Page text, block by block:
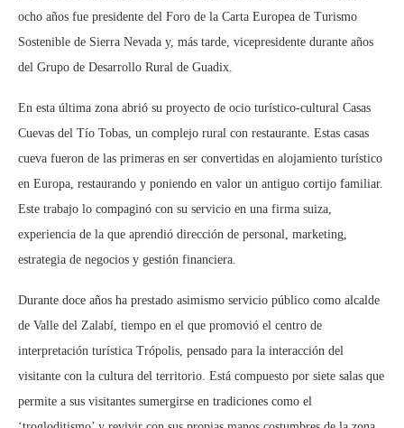
ocho años fue presidente del Foro de la Carta Europea de Turismo
Sostenible de Sierra Nevada y, más tarde, vicepresidente durante años
del Grupo de Desarrollo Rural de Guadix.
En esta última zona abrió su proyecto de ocio turístico-cultural Casas
Cuevas del Tío Tobas, un complejo rural con restaurante. Estas casas
cueva fueron de las primeras en ser convertidas en alojamiento turístico
en Europa, restaurando y poniendo en valor un antiguo cortijo familiar.
Este trabajo lo compaginó con su servicio en una firma suiza,
experiencia de la que aprendió dirección de personal, marketing,
estrategia de negocios y gestión financiera.
Durante doce años ha prestado asimismo servicio público como alcalde
de Valle del Zalabí, tiempo en el que promovió el centro de
interpretación turística Trópolis, pensado para la interacción del
visitante con la cultura del territorio. Está compuesto por siete salas que
permite a sus visitantes sumergirse en tradiciones como el